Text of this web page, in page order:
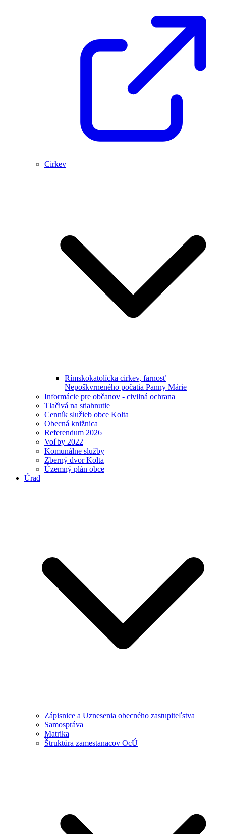
Cirkev
Rímskokatolícka cirkev, farnosť
Nepoškvrneného počatia Panny Márie
Informácie pre občanov - civilná ochrana
Tlačivá na stiahnutie
Cenník služieb obce Kolta
Obecná knižnica
Referendum 2026
Voľby 2022
Komunálne služby
Zberný dvor Kolta
Územný plán obce
Úrad
Zápisnice a Uznesenia obecného zastupiteľstva
Samospráva
Matrika
Štruktúra zamestanacov OcÚ